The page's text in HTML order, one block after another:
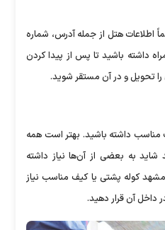
اطلاعات هتل از جمله آدرس، شماره
داشته باشید تا پس از پیدا کردن
تحویل و در آن مستقر شوید.
مناسب داشته باشید. بهتر است همه
شاید به بعضی از آن‌ها نیاز داشته
کوله پشتی یا کیف مناسب نیاز
داخل آن قرار دهید.